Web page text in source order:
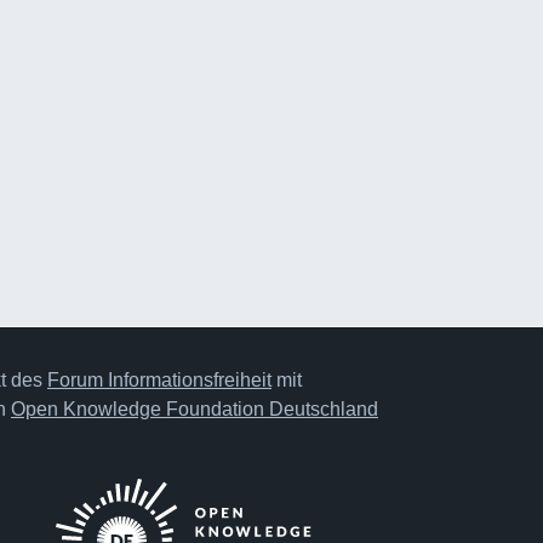
des Forum Informationsfreiheitmit
Open Knowledge Foundation Deutschland